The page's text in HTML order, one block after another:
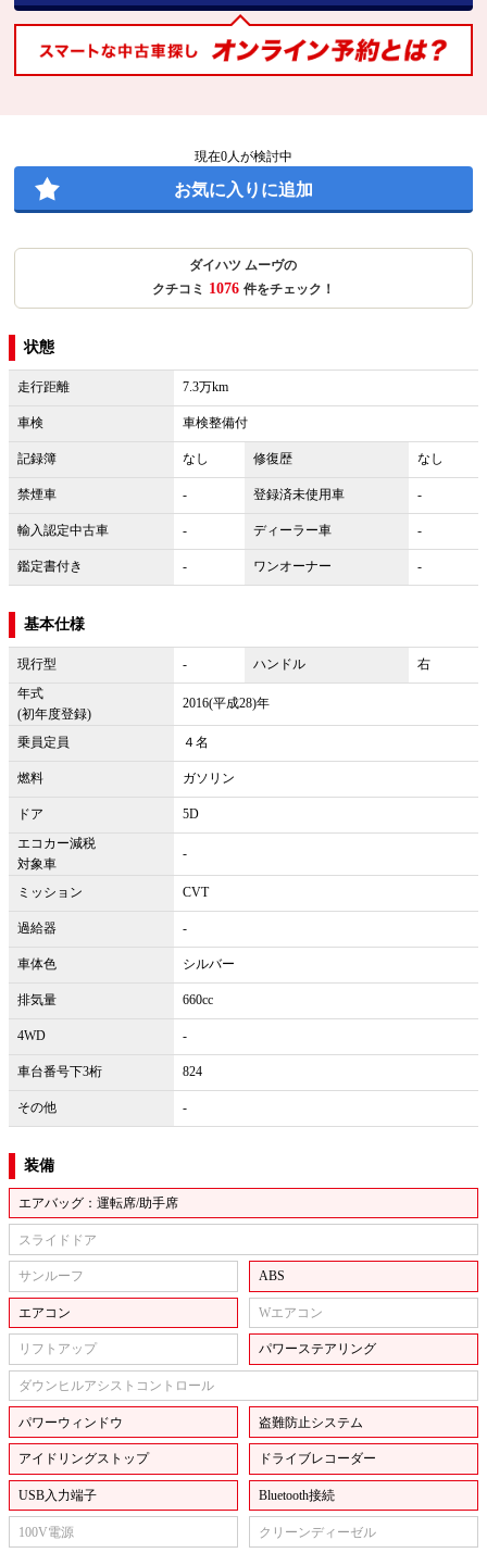
現在0人が検討中
お気に入りに追加
ダイハツ ムーヴの
クチコミ 1076 件をチェック！
状態
走行距離 7.3万km
車検 車検整備付
記録簿 なし 修復歴 なし
禁煙車 - 登録済未使用車 -
輸入認定中古車 - ディーラー車 -
鑑定書付き - ワンオーナー -
基本仕様
現行型 - ハンドル
右
年式
(初年度登録)
2016(平成28)年
乗員定員 ４名
燃料 ガソリン
ドア
5D
エコカー減税
対象車
-
ミッション CVT
過給器 -
車体色 シルバー
排気量 660cc
4WD -
車台番号下3桁 824
その他 -
装備
エアバッグ：運転席/助手席
スライドドア
サンルーフ ABS
エアコン Wエアコン
リフトアップ パワーステアリング
ダウンヒルアシストコントロール
パワーウィンドウ 盗難防止システム
アイドリングストップ ドライブレコーダー
USB入力端子 Bluetooth接続
100V電源 クリーンディーゼル